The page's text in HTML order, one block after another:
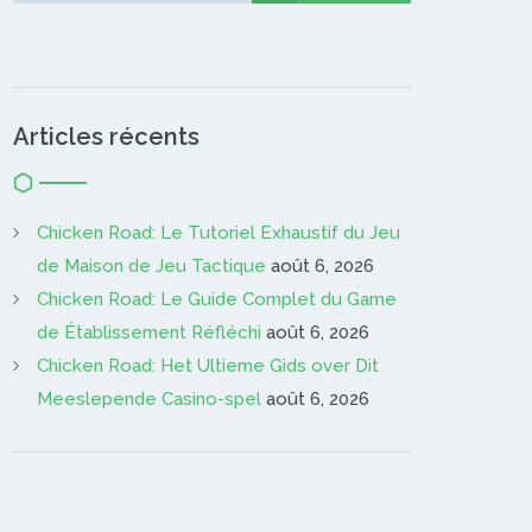
Articles récents
Chicken Road: Le Tutoriel Exhaustif du Jeu
de Maison de Jeu Tactique août 6, 2026
Chicken Road: Le Guide Complet du Game
de Établissement Réfléchi août 6, 2026
Chicken Road: Het Ultieme Gids over Dit
Meeslepende Casino-spel août 6, 2026